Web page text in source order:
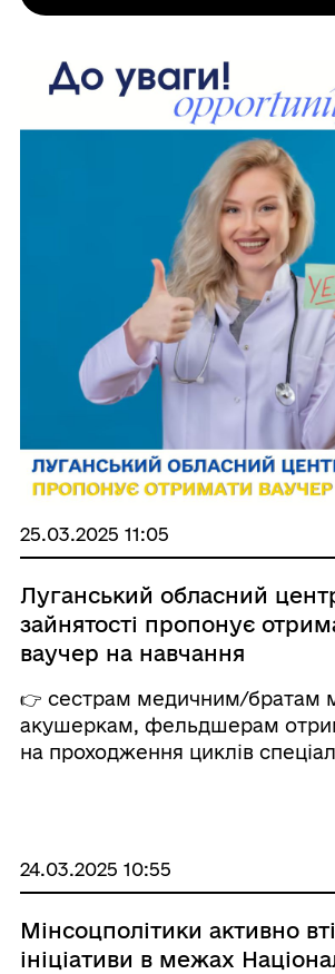
25.03.2025 11:05
Луганський обласний
зайнятості пропонує
ваучер на навчання
👉 сестрам медичним/братам
акушеркам, фельдшерам
на проходження циклів
з функ ...
24.03.2025 10:55
Мінсоцполітики активно
ініціативи в межах